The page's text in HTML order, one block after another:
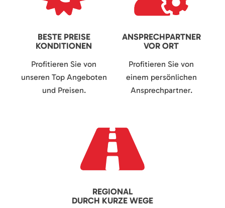
BESTE PREISE
KONDITIONEN
Profitieren Sie von
unseren Top Angeboten
und Preisen.
ANSPRECHPARTNER
VOR ORT
Profitieren Sie von
einem persönlichen
Ansprechpartner.
REGIONAL
DURCH KURZE WEGE